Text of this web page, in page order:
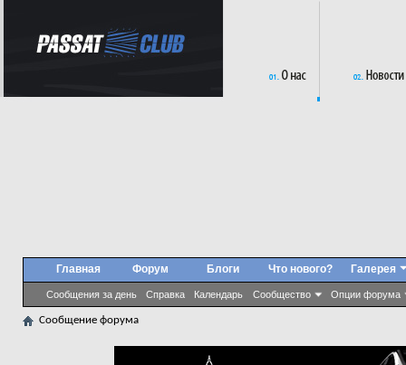
Главная Форум
Сообщения за день Справка Календарь Сообщество Опции форума
Блоги Что нового? Галерея
Сообщение форума